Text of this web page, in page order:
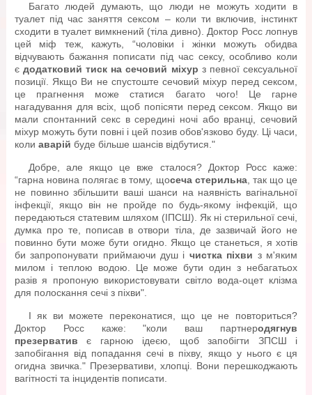
Багато людей думають, що люди не можуть ходити в
туалет під час заняття сексом – коли ти включив, інстинкт
сходити в туалет вимкнений (тіла дивно). Доктор Росс лопнув
цей міф теж, кажуть, “чоловіки і жінки можуть обидва
відчувають бажання пописати під час сексу, особливо коли
єдодатковий тиск на сечовий міхур з певної сексуальної
позиції. Якщо Ви не спустоште сечовий міхур перед сексом,
це прагнення може статися багато чого! Це гарне
нагадування для всіх, щоб попісяти перед сексом. Якщо ви
мали спонтанний секс в середині ночі або вранці, сечовий
міхур можуть бути повні і цей позив обов'язково буду. Ці часи,
коли аварій буде більше шансів відбутися."
Добре, але якщо це вже сталося? Доктор Росс каже:
“гарна новина полягає в тому, щосеча стерильна, так що це
не повинно збільшити ваші шанси на наявність вагінальної
інфекції, якщо він не пройде по будь-якому інфекцій, що
передаються статевим шляхом (ІПСШ). Як ні стерильної сечі,
думка про те, пописав в отвори тіла, де зазвичай його не
повинно бути може бути огидно. Якщо це станеться, я хотів
би запропонувати приймаючи душ і чистка піхви з м'яким
милом і теплою водою. Це може бути один з небагатьох
разів я пропоную використовувати світло вода-оцет клізма
для полоскання сечі з піхви".
І як ви можете переконатися, що це не повториться?
Доктор Росс каже: "коли ваш партнеродягнув
презерватив є гарною ідеєю, щоб запобігти ЗПСШ і
запобігання від попадання сечі в піхву, якщо у нього є ця
огидна звичка." Презервативи, хлопці. Вони перешкоджають
вагітності та інцидентів пописати.